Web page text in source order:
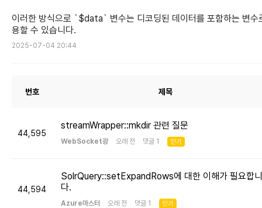
이러한 방식으로 `$data` 변수는 디코딩된 데이터를 포함하는 변수
용할 수 있습니다.
2025-07-04 20:44
번호 제목
44,595
streamWrapper::mkdir 관련 질문
WebSocket광 오래 전 댓글 1 인기
44,594
SolrQuery::setExpandRows에 대한 이해가 필요합니
다.
Azure마스터 오래 전 댓글 1 인기